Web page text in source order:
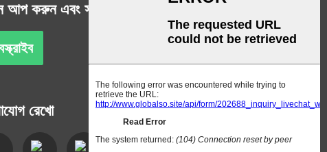
আপ করুন এবং সর্বশেষ খবর এবং অফার পান
রেখো